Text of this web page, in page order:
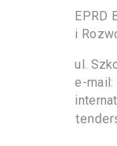
EPRD
i
ul.
e-mail: